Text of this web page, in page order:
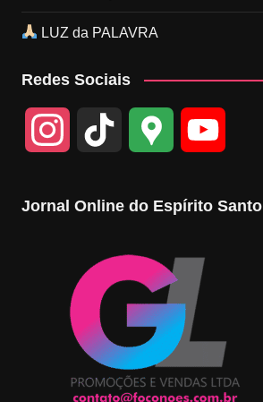
LUZ da PALAVRA
Redes Sociais
a
r
o
k
o
g
l
e
M
b
e
Jornal Online do Espírito Santo